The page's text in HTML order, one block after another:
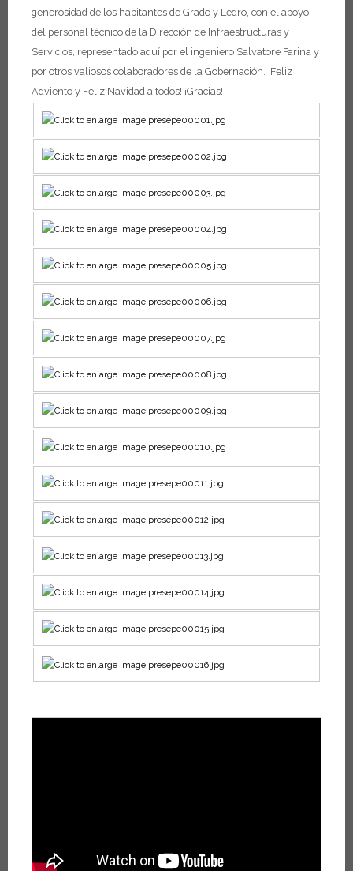
generosidad de los habitantes de Grado y Ledro, con el apoyo
del personal técnico de la Dirección de Infraestructuras y
Servicios, representado aquí por el ingeniero Salvatore Farina y
por otros valiosos colaboradores de la Gobernación. ¡Feliz
Adviento y Feliz Navidad a todos! ¡Gracias!